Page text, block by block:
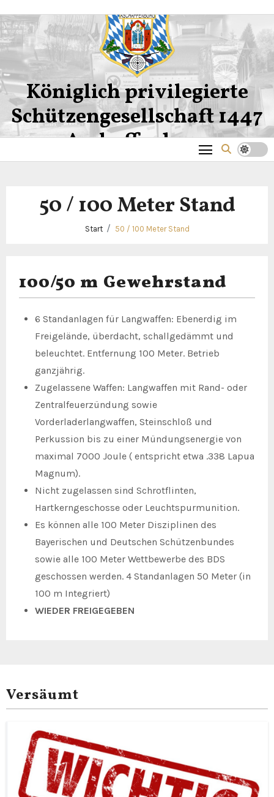
Inhalt
springen
Königlich privilegierte
Schützengesellschaft 1447
Aschaffenburg
50 / 100 Meter Stand
Start 50 / 100 Meter Stand
100/50 m Gewehrstand
6 Standanlagen für Langwaffen: Ebenerdig im
Freigelände, überdacht, schallgedämmt und
beleuchtet. Entfernung 100 Meter. Betrieb
ganzjährig.
Zugelassene Waffen: Langwaffen mit Rand- oder
Zentralfeuerzündung sowie
Vorderladerlangwaffen, Steinschloß und
Perkussion bis zu einer Mündungsenergie von
maximal 7000 Joule ( entspricht etwa .338 Lapua
Magnum).
Nicht zugelassen sind Schrotflinten,
Hartkerngeschosse oder Leuchtspurmunition.
Es können alle 100 Meter Disziplinen des
Bayerischen und Deutschen Schützen­bundes
sowie alle 100 Meter Wettbewerbe des BDS
geschossen werden. 4 Standanlagen 50 Meter (in
100 m Integriert)
WIEDER FREIGEGEBEN
Versäumt